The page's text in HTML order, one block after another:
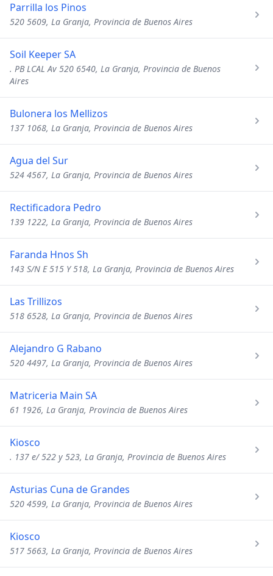
Parrilla los Pinos
520 5609, La Granja, Provincia de Buenos Aires
Soil Keeper SA
. PB LCAL Av 520 6540, La Granja, Provincia de Buenos
Aires
Bulonera los Mellizos
137 1068, La Granja, Provincia de Buenos Aires
Agua del Sur
524 4567, La Granja, Provincia de Buenos Aires
Rectificadora Pedro
139 1222, La Granja, Provincia de Buenos Aires
Faranda Hnos Sh
143 S/N E 515 Y 518, La Granja, Provincia de Buenos Aires
Las Trillizos
518 6528, La Granja, Provincia de Buenos Aires
Alejandro G Rabano
520 4497, La Granja, Provincia de Buenos Aires
Matriceria Main SA
61 1926, La Granja, Provincia de Buenos Aires
Kiosco
. 137 e/ 522 y 523, La Granja, Provincia de Buenos Aires
Asturias Cuna de Grandes
520 4599, La Granja, Provincia de Buenos Aires
Kiosco
517 5663, La Granja, Provincia de Buenos Aires